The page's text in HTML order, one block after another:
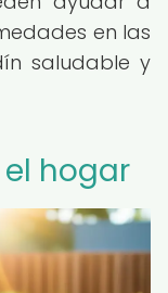
en las
saludable y
hogar